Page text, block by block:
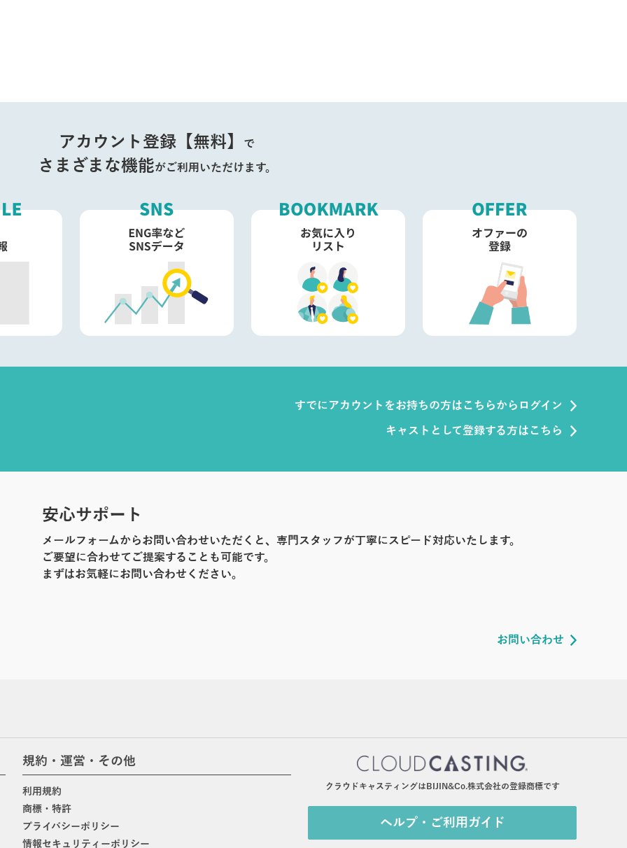
アカウント登録【無料】 で
さまざまな機能がご利用いただけます。
すでにアカウントをお持ちの方はこちらからログイン
キャストとして登録する方はこちら
安心サポート
メールフォームからお問い合わせいただくと、専門スタッフが丁寧にスピード対応いたします。
ご要望に合わせてご提案することも可能です。
まずはお気軽にお問い合わせください。
お問い合わせ
規約・運営・その他
利用規約
商標・特許
プライバシーポリシー
情報セキュリティーポリシー
クラウドキャスティングはBIJIN&Co.株式会社の登録商標です
ヘルプ・ご利用ガイド